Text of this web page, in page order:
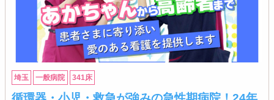
埼玉 一般病院 341床